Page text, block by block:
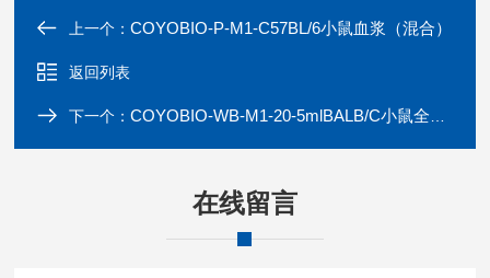
上一个：COYOBIO-P-M1-C57BL/6小鼠血浆（混合）
返回列表
下一个：COYOBIO-WB-M1-20-5mlBALB/C小鼠全血（混合）
在线留言